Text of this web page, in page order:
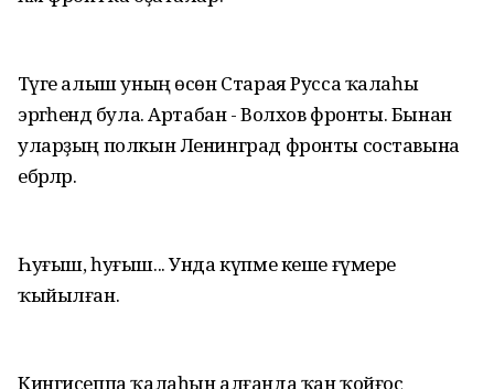
Тәүге алыш уның өсөн Старая Русса ҡалаһы
эргәһендә була. Артабан - Волхов фронты. Бынан
уларҙың полкын Ленинград фронты составына
ебәрәләр.
Һуғыш, һуғыш... Унда күпме кеше ғүмере
ҡыйылған.
Кингисеппа ҡалаһын алғанда ҡан ҡойғос